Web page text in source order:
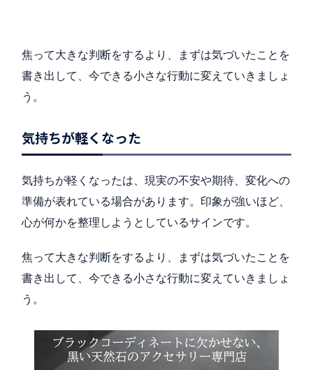
焦って大きな判断をするより、まずは気づいたことを
書き出して、今できる小さな行動に変えていきましょ
う。
気持ちが軽くなった
気持ちが軽くなったは、現実の不安や期待、変化への
準備が表れている場合があります。印象が強いほど、
心が何かを整理しようとしているサインです。
焦って大きな判断をするより、まずは気づいたことを
書き出して、今できる小さな行動に変えていきましょ
う。